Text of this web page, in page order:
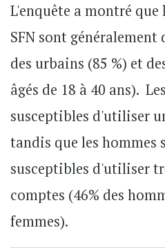
L'enquête a montré
SFN sont généralement
des urbains (85 %) et
âgés de 18 à 40 ans).
susceptibles d'utiliser
tandis que les hommes
susceptibles d'utiliser
comptes (46% des
femmes).